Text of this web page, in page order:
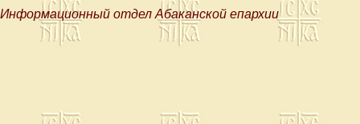
Информационный отдел Абаканской епархии